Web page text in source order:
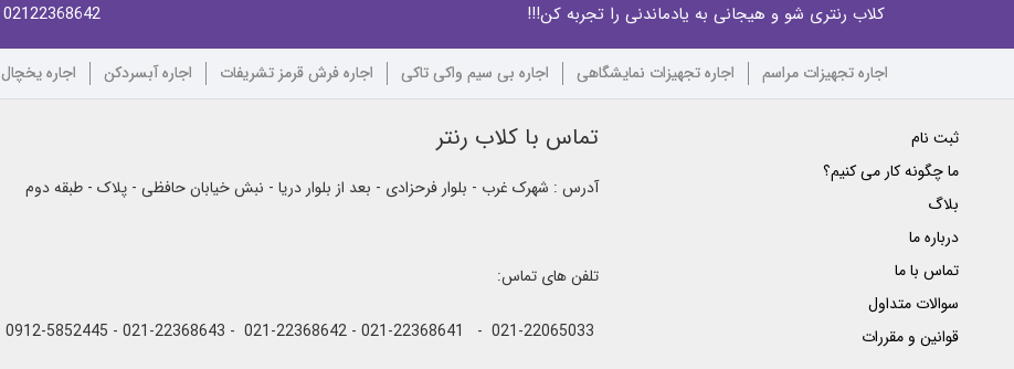
کلاب رنتری شو و هیجانی به یادماندنی را تجربه کن!!! 02122368642
اجاره تجهیزات مراسم اجاره تجهیزات نمایشگاهی اجاره بی سیم واکی تاکی اجاره فرش قرمز تشریفات اجاره آبسردکن اجاره یخچال
ثبت نام
ما چگونه کار می کنیم؟
بلاگ
درباره ما
تماس با ما
سوالات متداول
قوانین و مقررات
تماس با کلاب رنتر
آدرس : شهرک غرب - بلوار فرحزادی - بعد از بلوار دریا - نبش خیابان حافظی - پلاک - طبقه دوم
تلفن های تماس: